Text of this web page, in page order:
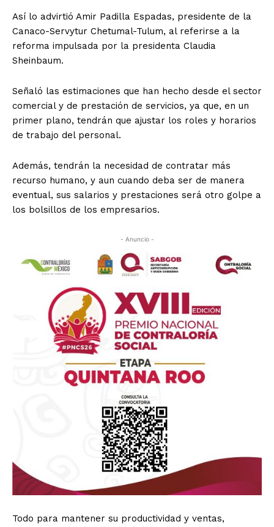
Así lo advirtió Amir Padilla Espadas, presidente de la
Canaco-Servytur Chetumal-Tulum, al referirse a la
reforma impulsada por la presidenta Claudia
Sheinbaum.
Señaló las estimaciones que han hecho desde el sector
comercial y de prestación de servicios, ya que, en un
primer plano, tendrán que ajustar los roles y horarios
de trabajo del personal.
Además, tendrán la necesidad de contratar más
recurso humano, y aun cuando deba ser de manera
eventual, sus salarios y prestaciones será otro golpe a
los bolsillos de los empresarios.
- Anuncio -
Todo para mantener su productividad y ventas,